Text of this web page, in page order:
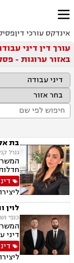

אינדקס עורכי דין
עורך דין דיני
באזור ערוגות -
בת
גנרל קניג
לוין
כנפי נשרים 13,
דיני